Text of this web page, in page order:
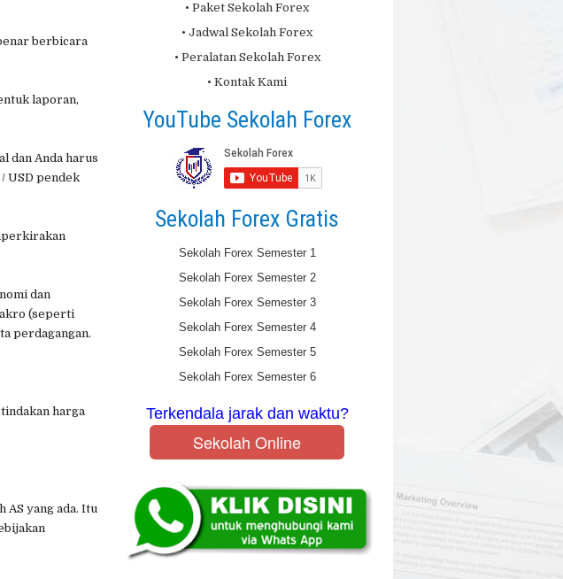
berbicara
laporan,
dan Anda harus
USD pendek
dan
(seperti
perdagangan.
harga
AS yang ada. Itu
• Paket Sekolah Forex
• Jadwal Sekolah Forex
• Peralatan Sekolah Forex
• Kontak Kami
YouTube Sekolah Forex
Sekolah Forex Gratis
Sekolah Forex Semester 1
Sekolah Forex Semester 2
Sekolah Forex Semester 3
Sekolah Forex Semester 4
Sekolah Forex Semester 5
Sekolah Forex Semester 6
Terkendala jarak dan waktu?
Sekolah Online